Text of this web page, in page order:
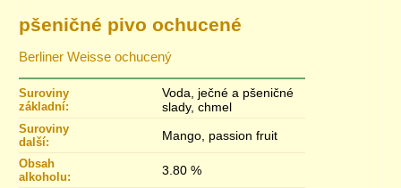
pšeničné pivo ochucené
Berliner Weisse ochucený
Suroviny
základní:
Voda, ječné a pšeničné
slady, chmel
Suroviny
další:
Mango, passion fruit
Obsah
alkoholu:
3.80 %